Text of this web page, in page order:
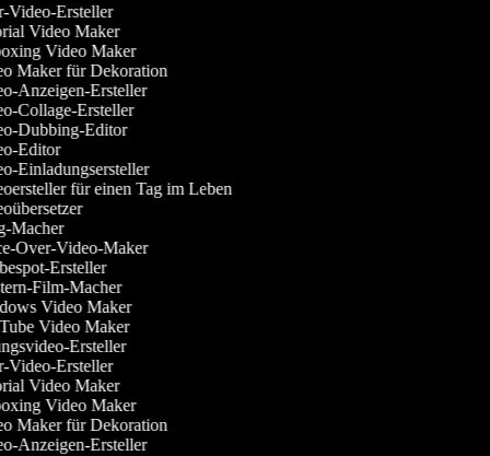
Video-Ersteller
Video Maker
Video Maker
Maker für Dekoration
Anzeigen-Ersteller
Collage-Ersteller
Dubbing-Editor
Editor
Einladungsersteller
für einen Tag im Leben
Macher
Over-Video-Maker
Ersteller
Film-Macher
Video Maker
Video Maker
Ersteller
Video-Ersteller
Video Maker
Video Maker
Maker für Dekoration
Anzeigen-Ersteller